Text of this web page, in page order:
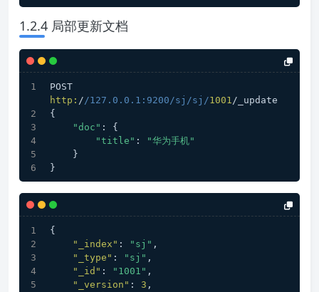
1.2.4 局部更新文档
http: //127.0.0.1:9200/sj /sj/1001/_update
{
"doc" : {
"title" :
"华为手机"
    }
}
{
"_index" : "sj" ,
"_type" : "sj" ,
"_id" : "1001" ,
"_version" : 3 ,